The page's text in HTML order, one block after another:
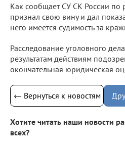
Как сообщает СУ СК России по
признал свою вину и дал
него имеется судимость за
Расследование уголовного
результатам действиям
окончательная юридическая
← Вернуться к новостям
Хотите читать наши новости
всех?